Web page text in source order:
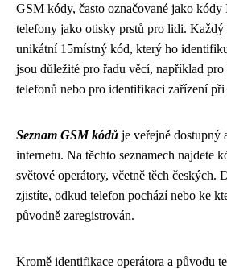
GSM kódy, často označované jako
telefony jako otisky prstů pro lidi. Každý
unikátní 15místný kód, který ho
jsou důležité pro řadu věcí, například
telefonů nebo pro identifikaci zařízení při
Seznam GSM kódů je veřejně dostupný
internetu. Na těchto seznamech najdete
světové operátory, včetně těch českých.
zjistíte, odkud telefon pochází nebo ke
původně zaregistrován.
Kromě identifikace operátora a původu